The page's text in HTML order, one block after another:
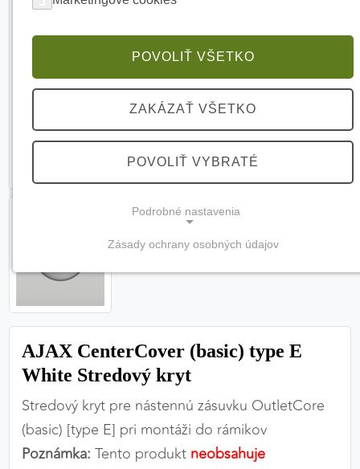
AJAX CenterCover (basic) type E
White Stredový kryt
Stredový kryt pre nástennú zásuvku OutletCore
(basic) [type E] pri montáži do rámikov
Poznámka: Tento produkt neobsahuje
POVOLIŤ VŠETKO
ZAKÁZAŤ VŠETKO
POVOLIŤ VYBRATÉ
Podrobné nastavenia
(vždy aktívne, nemožno vypnúť)
Tieto cookies sú potrebné na správne fungovanie
zabezpečiť jej plnú funkčnosť.
PREFERENČNÉ COOKIES
Zásady ochrany osobných údajov